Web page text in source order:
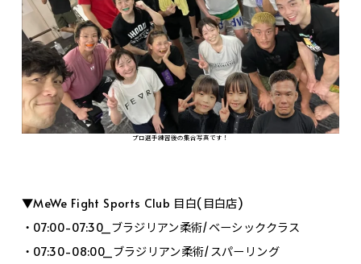
プロ選手練習後の集合写真です！
▼MeWe Fight Sports Club 目白(目白店)
・07:00-07:30_ブラジリアン柔術/ベーシッククラス
・07:30-08:00_ブラジリアン柔術/スパーリング